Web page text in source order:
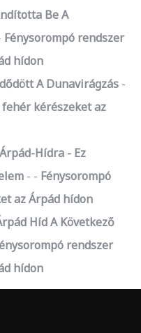
Be A
Fénysorompó rendszer
hídon
A Dunavirágzás
kérészeket az
Hídra - Ez
- Fénysorompó
az Árpád hídon
Híd A Következő
rendszer
hídon